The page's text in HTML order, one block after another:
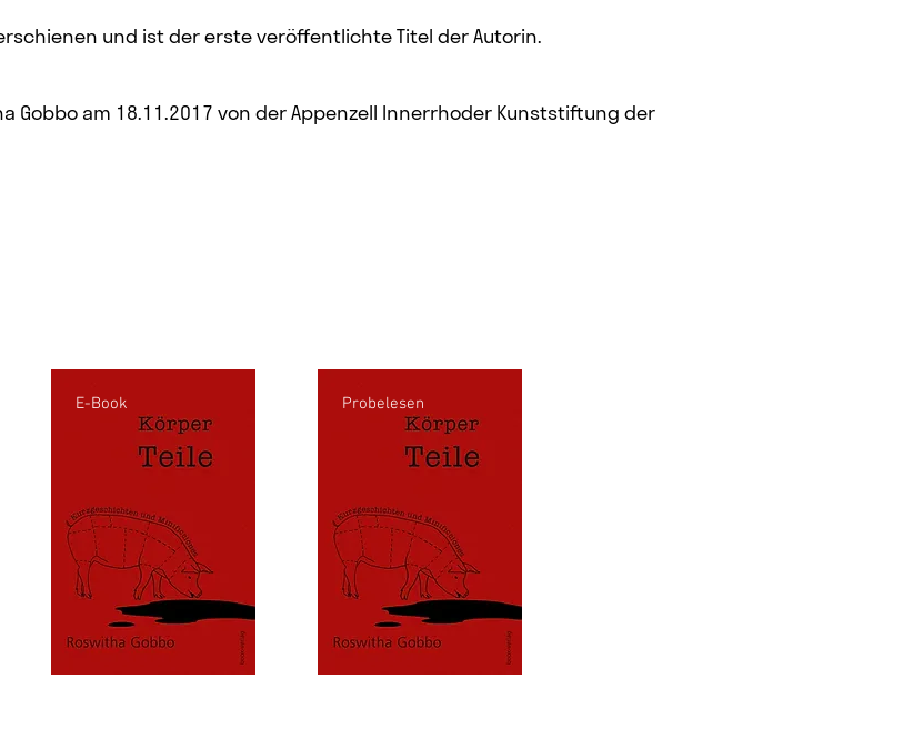
und ist der erste veröffentlichte Titel der Autorin.
Gobbo am 18.11.2017 von der Appenzell Innerrhoder Kunststiftung der
E-Book Probelesen